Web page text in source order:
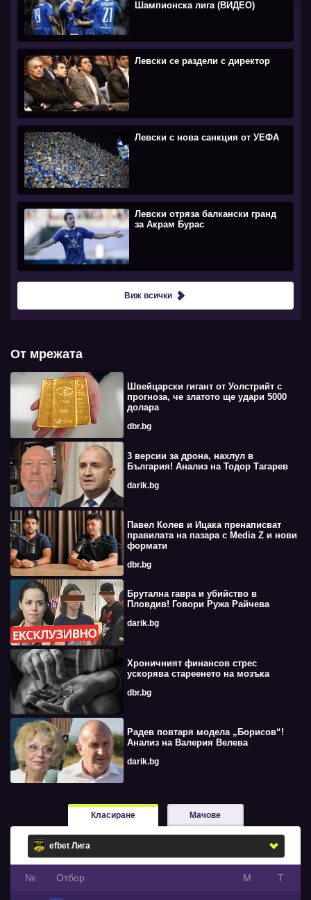
Шампионска лига (ВИДЕО)
Левски се раздели с директор
Левски с нова санкция от УЕФА
Левски отряза балкански гранд
за Акрам Бурас
Виж всички
От мрежата
Швейцарски гигант от Уолстрийт с
прогноза, че златото ще удари 5000
долара
dbr.bg
3 версии за дрона, нахлул в
България! Анализ на Тодор Тагарев
darik.bg
Павел Колев и Ицака пренаписват
правилата на пазара с Media Z и нови
формати
dbr.bg
Брутална гавра и убийство в
Пловдив! Говори Ружа Райчева
darik.bg
Хроничният финансов стрес
ускорява стареенето на мозъка
dbr.bg
Радев повтаря модела „Борисов“!
Анализ на Валерия Велева
darik.bg
Класиране Мачове
№ Oтбор М Т